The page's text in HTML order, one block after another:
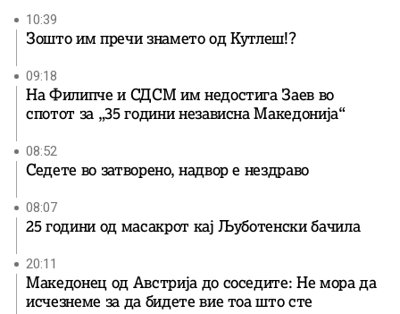
10:39
Зошто им пречи знамето од Кутлеш!?
09:18
На Филипче и СДСМ им недостига Заев во
спотот за „35 години независна Македонија“
08:52
Седете во затворено, надвор е нездраво
08:07
25 години од масакрот кај Љуботенски бачила
20:11
Македонец од Австрија до соседите: Не мора да
исчезнеме за да бидете вие ​​тоа што сте